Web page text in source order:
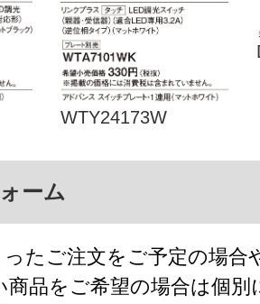
WTY24173W
ーム
たご注文をご予定の場合
商品をご希望の場合は個別